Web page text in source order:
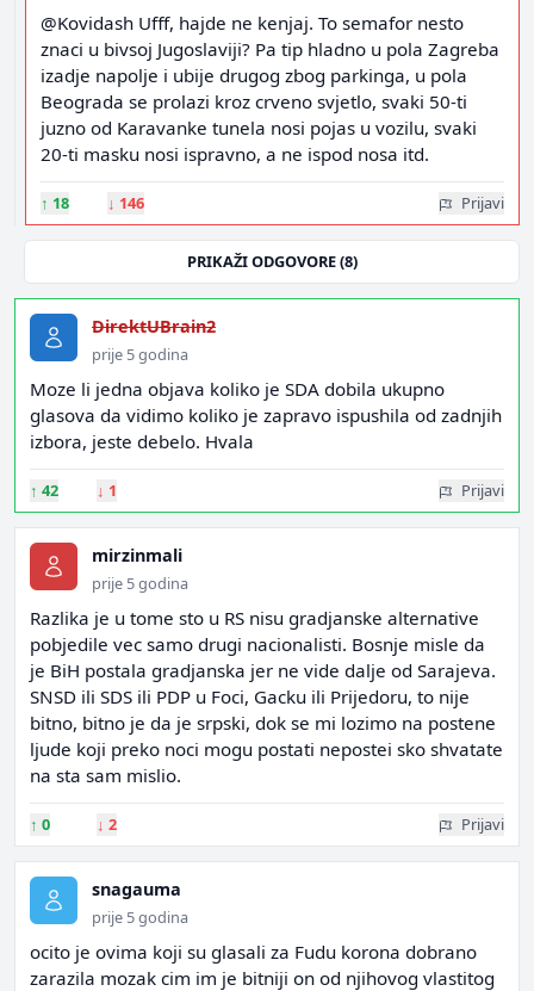
@Kovidash Ufff, hajde ne kenjaj. To semafor nesto
znaci u bivsoj Jugoslaviji? Pa tip hladno u pola Zagreba
izadje napolje i ubije drugog zbog parkinga, u pola
Beograda se prolazi kroz crveno svjetlo, svaki 50-ti
juzno od Karavanke tunela nosi pojas u vozilu, svaki
20-ti masku nosi ispravno, a ne ispod nosa itd.
↑ 18 ↓ 146 Prijavi
PRIKAŽI ODGOVORE (8)
DirektUBrain2
prije 5 godina
Moze li jedna objava koliko je SDA dobila ukupno
glasova da vidimo koliko je zapravo ispushila od zadnjih
izbora, jeste debelo. Hvala
↑ 42 ↓ 1 Prijavi
mirzinmali
prije 5 godina
Razlika je u tome sto u RS nisu gradjanske alternative
pobjedile vec samo drugi nacionalisti. Bosnje misle da
je BiH postala gradjanska jer ne vide dalje od Sarajeva.
SNSD ili SDS ili PDP u Foci, Gacku ili Prijedoru, to nije
bitno, bitno je da je srpski, dok se mi lozimo na postene
ljude koji preko noci mogu postati nepostei sko shvatate
na sta sam mislio.
↑ 0 ↓ 2 Prijavi
snagauma
prije 5 godina
ocito je ovima koji su glasali za Fudu korona dobrano
zarazila mozak cim im je bitniji on od njihovog vlastitog